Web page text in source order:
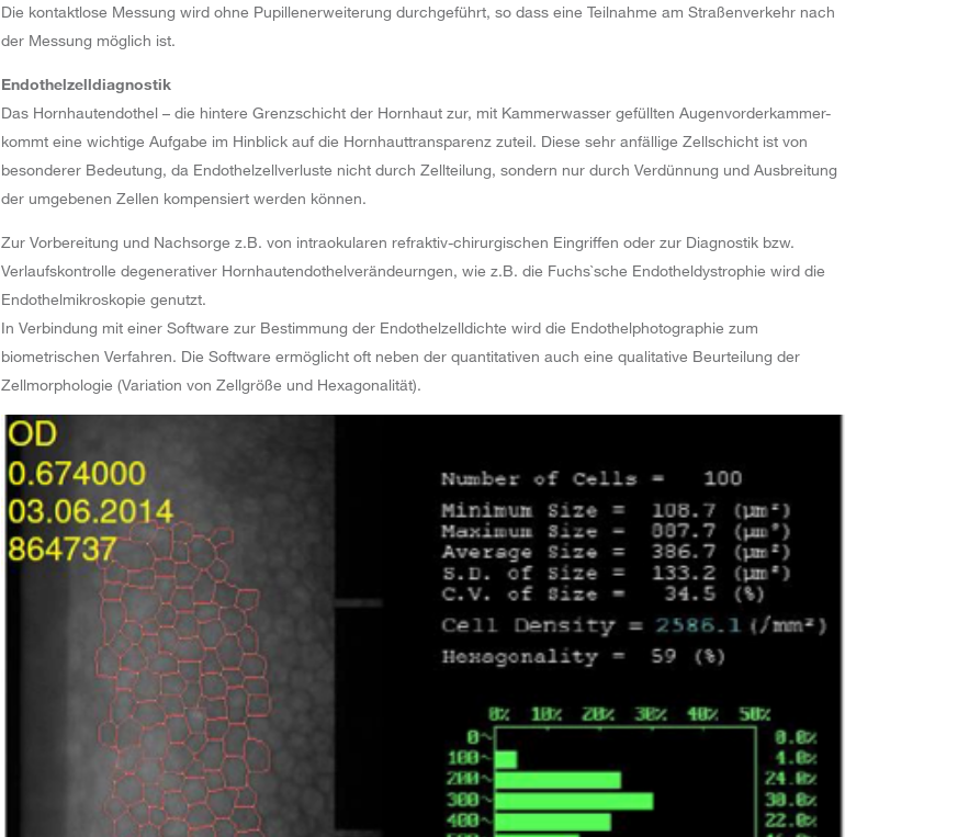
Die kontaktlose Messung wird ohne Pupillenerweiterung durchgeführt, so dass eine Teilnahme am Straßenverkehr nach
der Messung möglich ist.
Endothelzelldiagnostik
Das Hornhautendothel – die hintere Grenzschicht der Hornhaut zur, mit Kammerwasser gefüllten Augenvorderkammer-
kommt eine wichtige Aufgabe im Hinblick auf die Hornhauttransparenz zuteil. Diese sehr anfällige Zellschicht ist von
besonderer Bedeutung, da Endothelzellverluste nicht durch Zellteilung, sondern nur durch Verdünnung und Ausbreitung
der umgebenen Zellen kompensiert werden können.
Zur Vorbereitung und Nachsorge z.B. von intraokularen refraktiv-chirurgischen Eingriffen oder zur Diagnostik bzw.
Verlaufskontrolle degenerativer Hornhautendothelverändeurngen, wie z.B. die Fuchs`sche Endotheldystrophie wird die
Endothelmikroskopie genutzt.
In Verbindung mit einer Software zur Bestimmung der Endothelzelldichte wird die Endothelphotographie zum
biometrischen Verfahren. Die Software ermöglicht oft neben der quantitativen auch eine qualitative Beurteilung der
Zellmorphologie (Variation von Zellgröße und Hexagonalität).